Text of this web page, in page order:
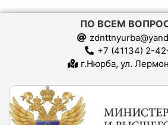
ПО ВСЕМ
+7 (41134) 2-
г.Нюрба, ул.